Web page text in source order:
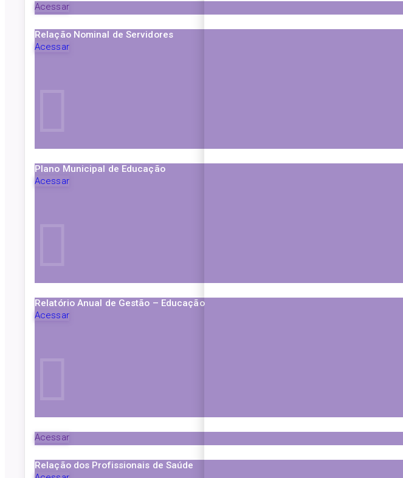
Acessar
Relação Nominal de Servidores
Acessar
Plano Municipal de Educação
Acessar
Relatório Anual de Gestão – Educação
Acessar
Acessar
Relação dos Profissionais de Saúde